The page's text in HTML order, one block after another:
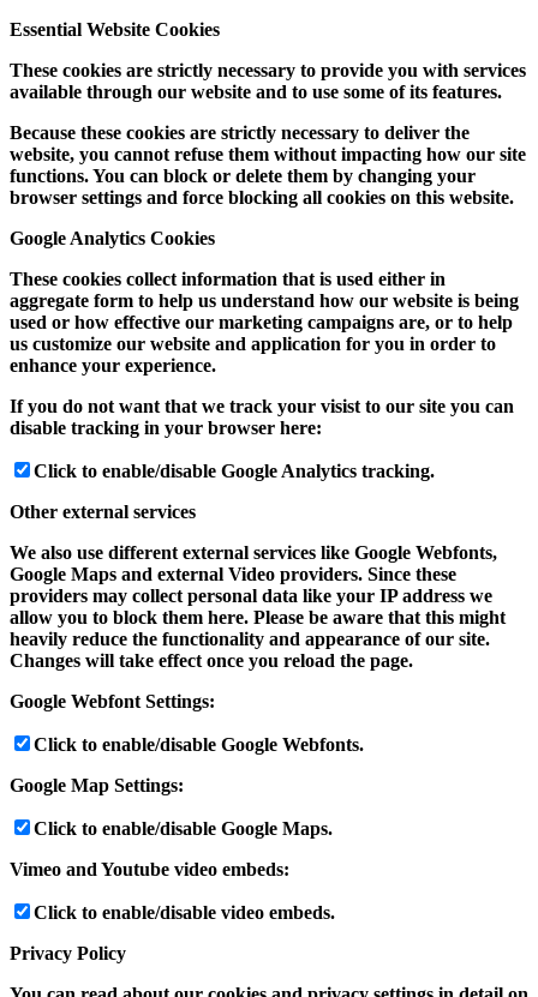
Essential Website Cookies
These cookies are strictly necessary to provide you with services
available through our website and to use some of its features.
Because these cookies are strictly necessary to deliver the
website, you cannot refuse them without impacting how our site
functions. You can block or delete them by changing your
browser settings and force blocking all cookies on this website.
Google Analytics Cookies
These cookies collect information that is used either in
aggregate form to help us understand how our website is being
used or how effective our marketing campaigns are, or to help
us customize our website and application for you in order to
enhance your experience.
If you do not want that we track your visist to our site you can
disable tracking in your browser here:
Click to enable/disable Google Analytics tracking.
Other external services
We also use different external services like Google Webfonts,
Google Maps and external Video providers. Since these
providers may collect personal data like your IP address we
allow you to block them here. Please be aware that this might
heavily reduce the functionality and appearance of our site.
Changes will take effect once you reload the page.
Google Webfont Settings:
Click to enable/disable Google Webfonts.
Google Map Settings:
Click to enable/disable Google Maps.
Vimeo and Youtube video embeds:
Click to enable/disable video embeds.
Privacy Policy